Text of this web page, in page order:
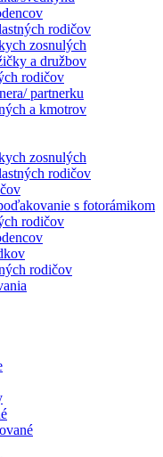
rodičov
zosnulých
a družbov
rodičov
partnerku
a kmotrov
zosnulých
rodičov
s fotorámikom
rodičov
rodičov